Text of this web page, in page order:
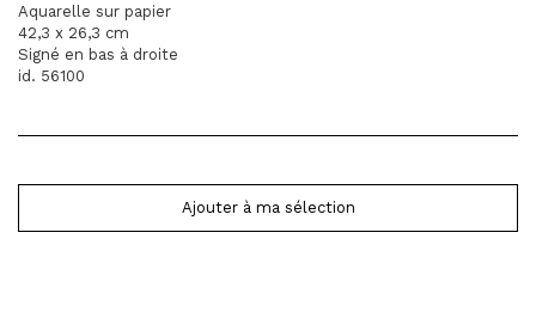
Aquarelle sur papier
42,3 x 26,3 cm
Signé en bas à droite
id. 56100
Ajouter à ma sélection